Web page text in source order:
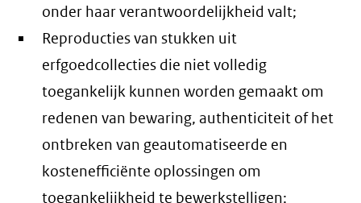
onder haar verantwoordelijkheid valt;
Reproducties van stukken uit
erfgoedcollecties die niet volledig
toegankelijk kunnen worden gemaakt om
redenen van bewaring, authenticiteit of het
ontbreken van geautomatiseerde en
kostenefficiënte oplossingen om
toegankelijkheid te bewerkstelligen;